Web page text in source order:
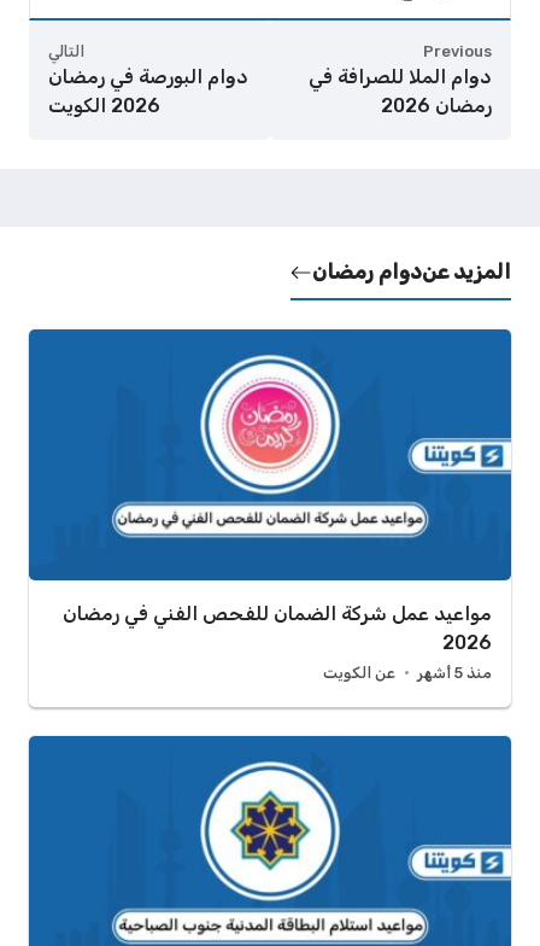
Previous
دوام الملا للصرافة في
رمضان 2026
التالي
دوام البورصة في رمضان
2026 الكويت
المزيد عندوام رمضان
مواعيد عمل شركة الضمان للفحص الفني في رمضان
2026
منذ 5 أشهر عن الكويت